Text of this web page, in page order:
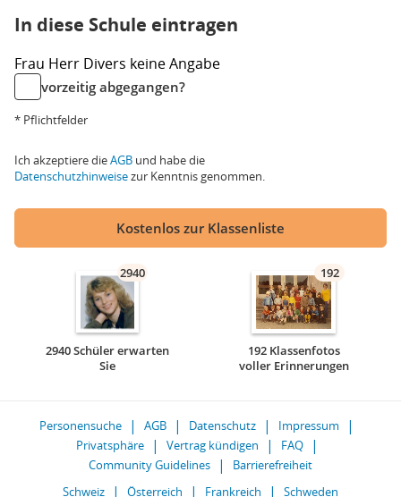
In diese Schule eintragen
Frau Herr Divers keine Angabe
vorzeitig abgegangen?
* Pflichtfelder
Ich akzeptiere dieAGB und habe die
Datenschutzhinweisezur Kenntnis genommen.
Kostenlos zur Klassenliste
2940
2940 Schüler erwarten
Sie
192
192 Klassenfotos
voller Erinnerungen
Personensuche AGB Datenschutz
Impressum
Privatsphäre
Vertrag kündigen
FAQ
Community Guidelines
Barrierefreiheit
Schweiz
Österreich Frankreich Schweden